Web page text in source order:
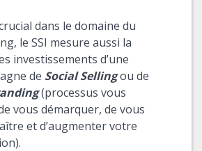
dans le domaine du
le SSI mesure aussi la
investissements d’une
de Social Sellingou de
(processus vous
vous démarquer, de vous
et d’augmenter votre